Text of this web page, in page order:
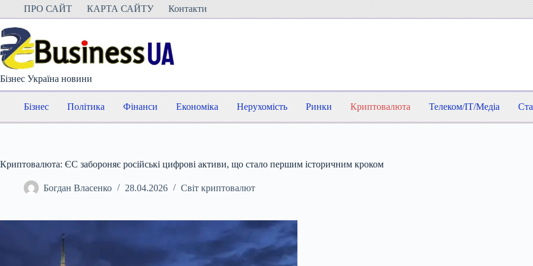
Перейти
вмісту
ПРО САЙТ КАРТА САЙТУ Контакти
Бізнес Україна новини
Бізнес Політика Фінанси Економіка Нерухомість Ринки Криптовалюта Телеком/IT/Медіа
Криптовалюта: ЄС забороняє російські цифрові активи, що стало першим історичним кроком
Богдан Власенко 28.04.2026 Світ криптовалют